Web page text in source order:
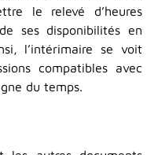
le relevé d’heures
ses disponibilités en
l’intérimaire se voit
compatibles avec
du temps.